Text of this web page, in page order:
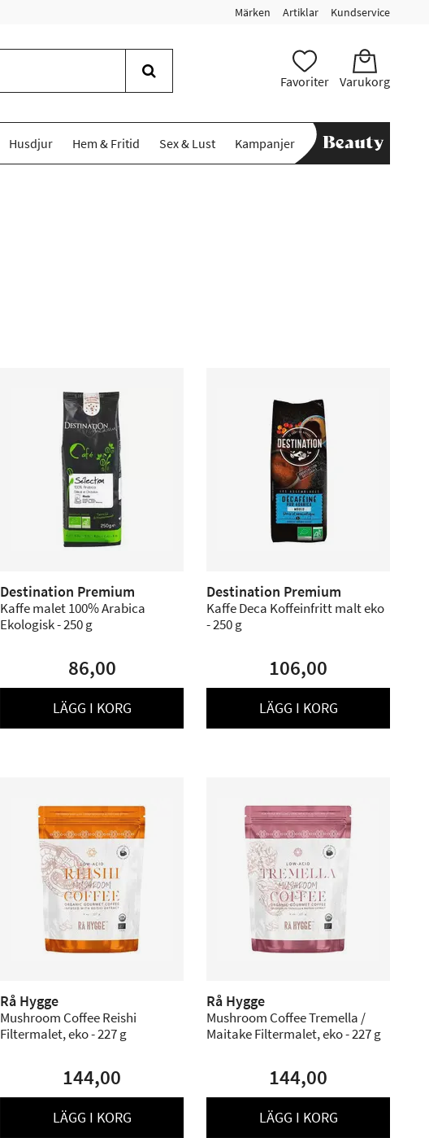
Märken Artiklar Kundservice
Favoriter Varukorg
Husdjur Hem & Fritid Sex & Lust Kampanjer
Destination Premium
Kaffe malet 100% Arabica
Ekologisk - 250 g
86,00
LÄGG I KORG
Destination Premium
Kaffe Deca Koffeinfritt malt eko
- 250 g
106,00
LÄGG I KORG
Rå Hygge
Mushroom Coffee Reishi
Filtermalet, eko - 227 g
144,00
LÄGG I KORG
Rå Hygge
Mushroom Coffee Tremella /
Maitake Filtermalet, eko - 227 g
144,00
LÄGG I KORG